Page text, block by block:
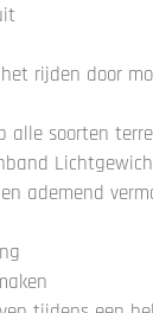
rijden door
alle soorten
ademend